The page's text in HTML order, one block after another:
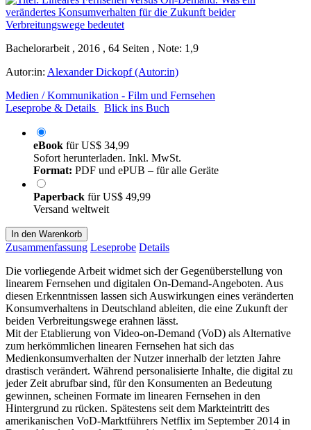
Bachelorarbeit , 2016 , 64 Seiten , Note: 1,9
Autor:in: Alexander Dickopf (Autor:in)
Medien / Kommunikation - Film und Fernsehen
Leseprobe & Details
Blick ins Buch
eBook fürUS$ 34,99
Sofort herunterladen. Inkl. MwSt.
Format: PDF und ePUB – für alle Geräte
Paperback fürUS$ 49,99
Versand weltweit
In den Warenkorb
Zusammenfassung Leseprobe Details
Die vorliegende Arbeit widmet sich der Gegenüberstellung von
linearem Fernsehen und digitalen On-Demand-Angeboten. Aus
diesen Erkenntnissen lassen sich Auswirkungen eines veränderten
Konsumverhaltens in Deutschland ableiten, die eine Zukunft der
beiden Verbreitungswege erahnen lässt.
Mit der Etablierung von Video-on-Demand (VoD) als Alternative
zum herkömmlichen linearen Fernsehen hat sich das
Medienkonsumverhalten der Nutzer innerhalb der letzten Jahre
drastisch verändert. Während personalisierte Inhalte, die digital zu
jeder Zeit abrufbar sind, für den Konsumenten an Bedeutung
gewinnen, scheinen Formate im linearen Fernsehen in den
Hintergrund zu rücken. Spätestens seit dem Markteintritt des
amerikanischen VoD-Marktführers Netflix im September 2014 in